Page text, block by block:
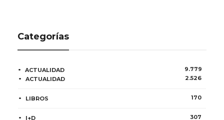
Categorías
ACTUALIDAD
9.779
ACTUALIDAD
2.526
LIBROS 170
I+D 307